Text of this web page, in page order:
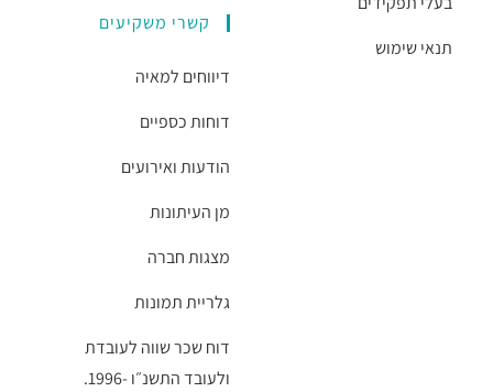
תנאי שימוש
קשרי משקיעים
דיווחים למאיה
דוחות כספיים
הודעות ואירועים
מן העיתונות
מצגות חברה
גלריית תמונות
דוח שכר שווה לעובדת
ולעובד התשנ״ו -1996.